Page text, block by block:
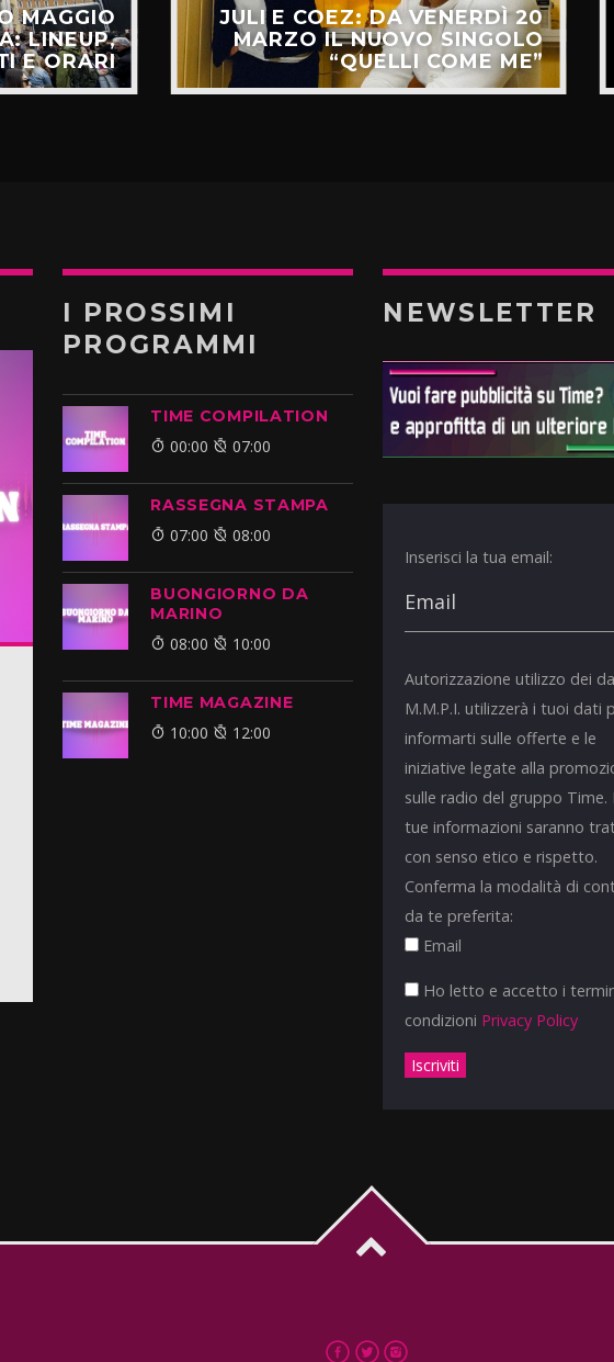
MAGGIO
LINEUP,
E ORARI
JULI E COEZ: DA VENERDÌ 20
MARZO IL NUOVO SINGOLO
“QUELLI COME ME”
I PROSSIMI
PROGRAMMI
TIME COMPILATION
00:00 07:00
RASSEGNA STAMPA
07:00 08:00
BUONGIORNO DA
MARINO
08:00 10:00
TIME MAGAZINE
10:00 12:00
NEWSLETTER
Inserisci la tua email:
Autorizzazione utilizzo dei
M.M.P.I. utilizzerà i tuoi dati
informarti sulle offerte e le
iniziative legate alla
sulle radio del gruppo Time.
tue informazioni saranno
con senso etico e rispetto.
Conferma la modalità di
da te preferita:
Email
Ho letto e accetto i
condizioni Privacy Policy